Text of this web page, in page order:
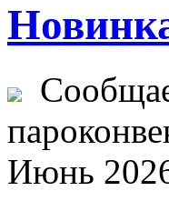
Июнь